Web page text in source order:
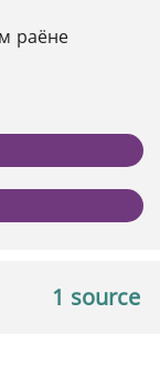
раёне
1 source